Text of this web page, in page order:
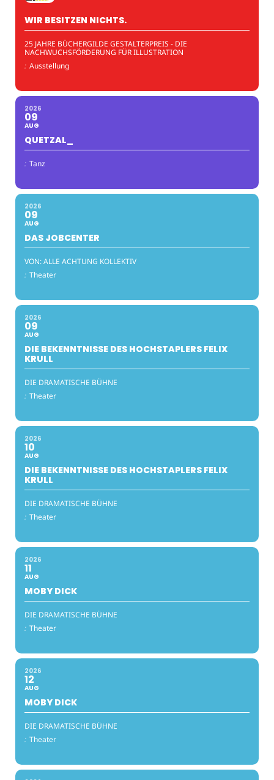
WIR BESITZEN NICHTS.
25 JAHRE BÜCHERGILDE GESTALTERPREIS - DIE
NACHWUCHSFÖRDERUNG FÜR ILLUSTRATION
: Ausstellung
2026
09
AUG
QUETZAL_
: Tanz
2026
09
AUG
DAS JOBCENTER
VON: ALLE ACHTUNG KOLLEKTIV
: Theater
2026
09
AUG
DIE BEKENNTNISSE DES HOCHSTAPLERS FELIX
KRULL
DIE DRAMATISCHE BÜHNE
: Theater
2026
10
AUG
DIE BEKENNTNISSE DES HOCHSTAPLERS FELIX
KRULL
DIE DRAMATISCHE BÜHNE
: Theater
2026
11
AUG
MOBY DICK
DIE DRAMATISCHE BÜHNE
: Theater
2026
12
AUG
MOBY DICK
DIE DRAMATISCHE BÜHNE
: Theater